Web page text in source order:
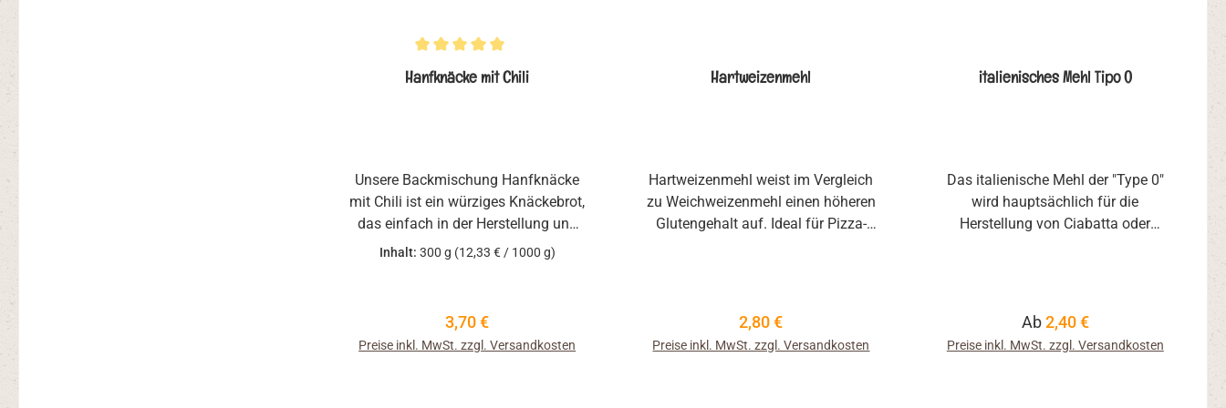
Durchschnittliche Bewertung von 5 von 5 Sternen
Hanfknäcke mit Chili
Unsere Backmischung Hanfknäcke
mit Chili ist ein würziges Knäckebrot,
das einfach in der Herstellung und
lecker zur Brotzeit oder einfach zum
wirkt dabei aromatisch.
Inhalt: 300 g (12,33 € / 1000 g)
Regulärer Preis:
3,70 €
Preise inkl. MwSt. zzgl. Versandkosten
Hartweizenmehl
Hartweizenmehl weist im Vergleich
zu Weichweizenmehl einen höheren
Glutengehalt auf. Ideal für Pizza-
wichtige Rolle. Als Klebergerüst hält
es die beim Backprozess
Regulärer Preis:
2,80 €
Preise inkl. MwSt. zzgl. Versandkosten
italienisches Mehl Tipo 0
Das italienische Mehl der "Type 0"
wird hauptsächlich für die
Herstellung von Ciabatta oder
Mühle in Südtirol, genauer gesagt
aus Meran.
Regulärer Preis:
Ab2,40 €
Preise inkl. MwSt. zzgl. Versandkosten